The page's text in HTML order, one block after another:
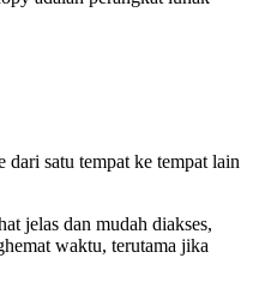
satu tempat ke tempat lain
jelas dan mudah diakses,
waktu, terutama jika